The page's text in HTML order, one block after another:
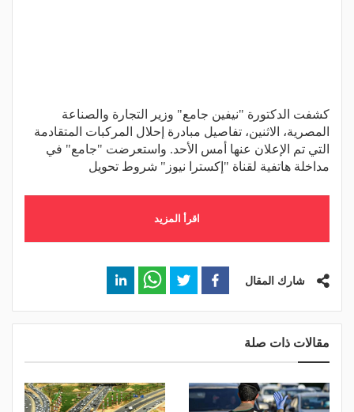
كشفت الدكتورة "نيفين جامع" وزير التجارة والصناعة
المصرية، الاثنين، تفاصيل مبادرة إحلال المركبات المتقادمة
التي تم الإعلان عنها أمس الأحد. واستعرضت "جامع" في
مداخلة هاتفية لقناة "إكسترا نيوز" شروط تحويل
اقرأ المزيد
شارك المقال
مقالات ذات صلة